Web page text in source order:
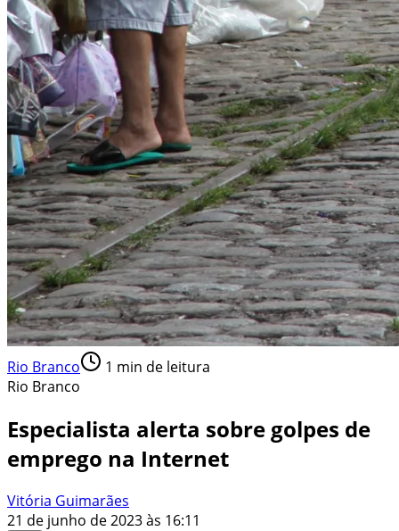
Rio Branco 1 min de leitura
Rio Branco
Especialista alerta sobre golpes de
emprego na Internet
Vitória Guimarães
21 de junho de 2023 às 16:11